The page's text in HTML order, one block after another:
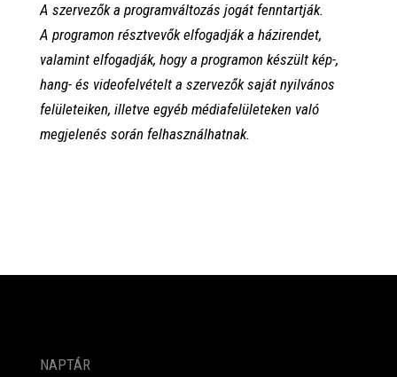
A szervezők a programváltozás jogát fenntartják.
A programon résztvevők elfogadják a házirendet,
valamint elfogadják, hogy a programon készült kép-,
hang- és videofelvételt a szervezők saját nyilvános
felületeiken, illetve egyéb médiafelületeken való
megjelenés során felhasználhatnak.
NAPTÁR